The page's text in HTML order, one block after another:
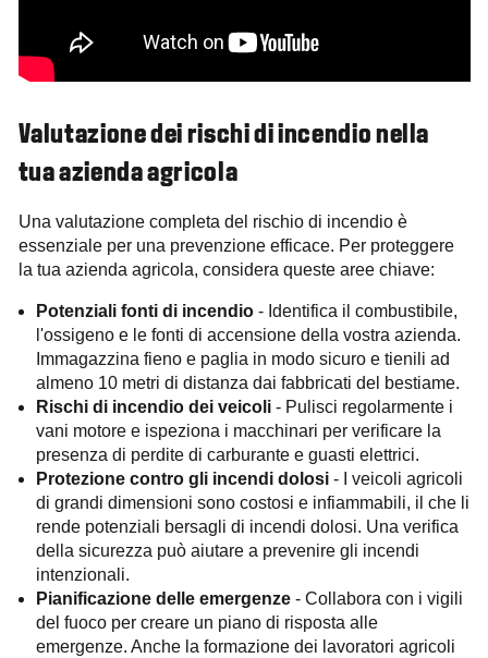
Valutazione dei rischi di incendio nella
tua azienda agricola
Una valutazione completa del rischio di incendio è
essenziale per una prevenzione efficace. Per proteggere
la tua azienda agricola, considera queste aree chiave:
Potenziali fonti di incendio- Identifica il combustibile,
l'ossigeno e le fonti di accensione della vostra azienda.
Immagazzina fieno e paglia in modo sicuro e tienili ad
almeno 10 metri di distanza dai fabbricati del bestiame.
Rischi di incendio dei veicoli- Pulisci regolarmente i
vani motore e ispeziona i macchinari per verificare la
presenza di perdite di carburante e guasti elettrici.
Protezione contro gli incendi dolosi- I veicoli agricoli
di grandi dimensioni sono costosi e infiammabili, il che li
rende potenziali bersagli di incendi dolosi. Una verifica
della sicurezza può aiutare a prevenire gli incendi
intenzionali.
Pianificazione delle emergenze- Collabora con i vigili
del fuoco per creare un piano di risposta alle
emergenze. Anche la formazione dei lavoratori agricoli